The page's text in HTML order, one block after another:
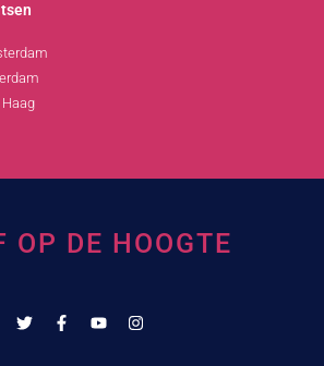
OP DE HOOGTE